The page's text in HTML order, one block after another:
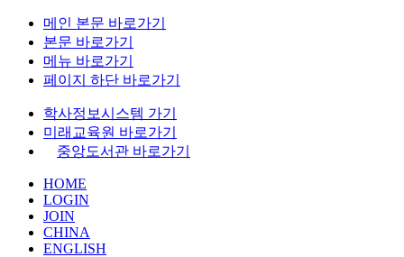
메인 본문 바로가기
본문 바로가기
메뉴 바로가기
페이지 하단 바로가기
학사정보시스템 가기
미래교육원 바로가기
중앙도서관 바로가기
HOME
LOGIN
JOIN
CHINA
ENGLISH